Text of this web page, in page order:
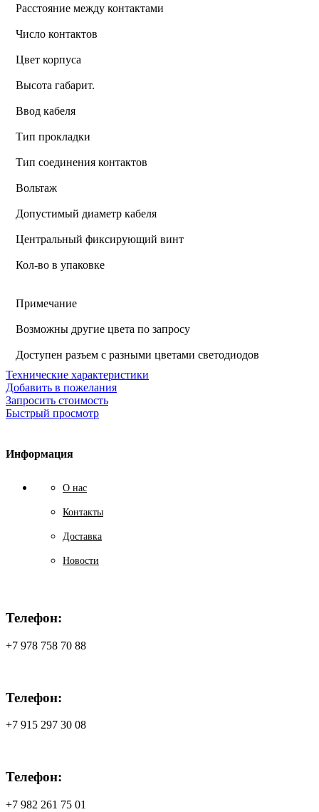
Расстояние между контактами
Число контактов
Цвет корпуса
Высота габарит.
Ввод кабеля
Тип прокладки
Тип соединения контактов
Вольтаж
Допустимый диаметр кабеля
Центральный фиксирующий винт
Кол-во в упаковке
Примечание
Возможны другие цвета по запросу
Доступен разъем с разными цветами светодиодов
Технические характеристики
Добавить в пожелания
Запросить стоимость
Быстрый просмотр
Информация
О нас
Контакты
Доставка
Новости
Телефон:
+7 978 758 70 88
Телефон:
+7 915 297 30 08
Телефон:
+7 982 261 75 01